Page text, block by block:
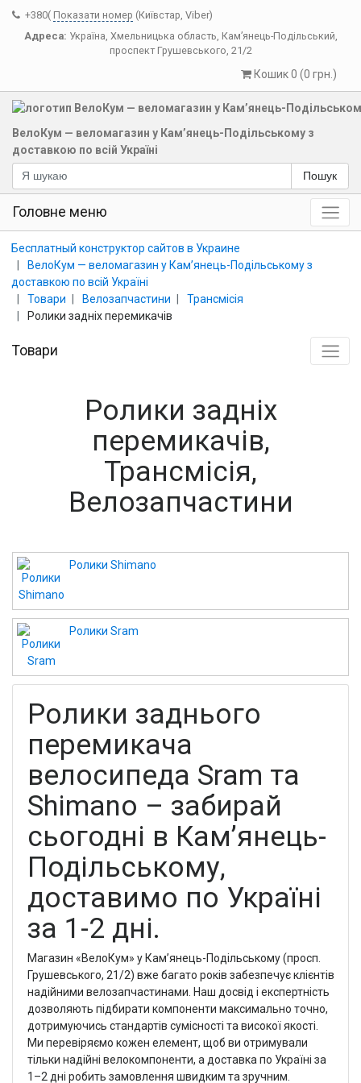
+380( Показати номер (Київстар, Viber)
Адреса: Україна, Хмельницька область, Кам’янець-Подільський,
проспект Грушевського, 21/2
Кошик 0 (0 грн.)
ВелоКум — веломагазин у Кам’янець-Подільському з
доставкою по всій Україні
Пошук
Головне меню
Бесплатный конструктор сайтов в Украине
ВелоКум — веломагазин у Кам’янець-Подільському з
доставкою по всій Україні
Товари
Велозапчастини
Трансмісія
Ролики задніх перемикачів
Товари
Ролики задніх
перемикачів,
Трансмісія,
Велозапчастини
Ролики Shimano
Ролики Sram
Ролики заднього
перемикача
велосипеда Sram та
Shimano – забирай
сьогодні в Кам’янець-
Подільському,
доставимо по Україні
за 1-2 дні.
Магазин «ВелоКум» у Кам’янець-Подільському (просп.
Грушевського, 21/2) вже багато років забезпечує клієнтів
надійними велозапчастинами. Наш досвід і експертність
дозволяють підбирати компоненти максимально точно,
дотримуючись стандартів сумісності та високої якості.
Ми перевіряємо кожен елемент, щоб ви отримували
тільки надійні велокомпоненти, а доставка по Україні за
1–2 дні робить замовлення швидким та зручним.